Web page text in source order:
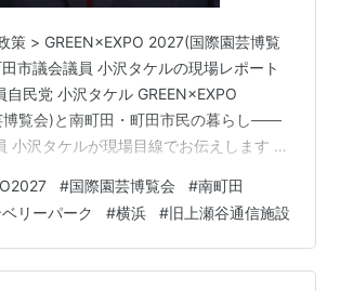
策 > GREEN×EXPO 2027(国際園芸博覧
市議会議員 小沢タケルの現場レポート
自民党 小沢タケル GREEN×EXPO
博覧会)と南町田・町田市民の暮らし――
小沢タケルが現場目線でお伝えします 著
日 更新日：2026年5月1日 カテゴリ：地
くり / 子育て / 高齢者福祉 / 防災 町田市
ケルです こんにちは。自由民主党所属、
の小沢タケルです。私はいつも、町田の
#国際園芸博覧会 #南町田
リーパーク #横浜 #旧上瀬谷通信施設